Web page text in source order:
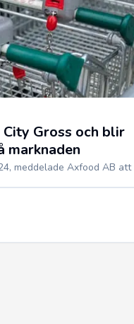
Gross och blir
marknaden
meddelade Axfood AB att